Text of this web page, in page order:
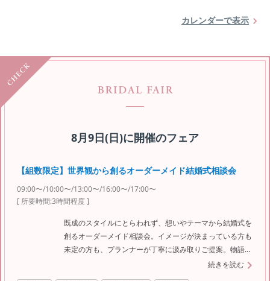
カレンダーで表示
8月9日(日)に開催のフェア
【組数限定】世界観から創るオーダーメイド結婚式相談会
09:00〜/10:00〜/13:00〜/16:00〜/17:00〜
[ 所要時間:3時間程度]
既成のスタイルにとらわれず、想いやテーマから結婚式を
創るオーダーメイド相談会。イメージが決まっている方も
未定の方も、プランナーが丁寧に汲み取りご提案。物語性
のある一日を叶えたい方に。組数限定開催。続きを読む